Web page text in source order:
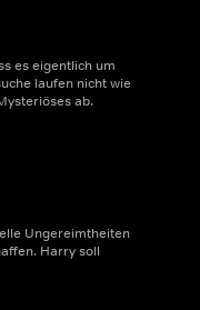
es eigentlich um
laufen nicht wie
ab.
Ungereimtheiten
Harry soll